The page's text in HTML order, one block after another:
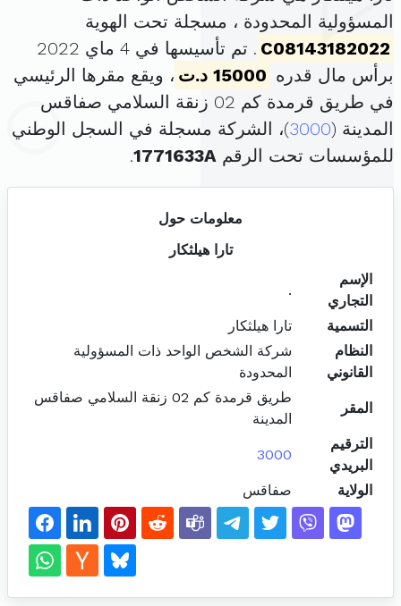
المسؤولية المحدودة ، مسجلة تحت الهوية
C08143182022
. تم تأسيسها في 4 ماي 2022
برأس مال قدره 15000 د.ت
، ويقع مقرها الرئيسي
في طريق قرمدة كم 02 زنقة السلامي صفاقس
المدينة (3000)، الشركة مسجلة في السجل الوطني
للمؤسسات تحت الرقم 1771633A
.
معلومات حول
تارا هيلثكار
الإسم
التجاري
.
التسمية
تارا هيلثكار
النظام
القانوني
شركة الشخص الواحد ذات المسؤولية
المحدودة
المقر
طريق قرمدة كم 02 زنقة السلامي صفاقس
المدينة
الترقيم
البريدي
3000
الولاية صفاقس